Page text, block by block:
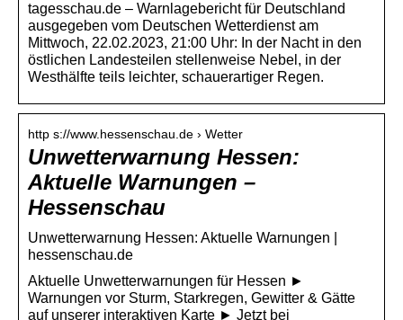
tagesschau.de – Warnlagebericht für Deutschland
ausgegeben vom Deutschen Wetterdienst am
Mittwoch, 22.02.2023, 21:00 Uhr: In der Nacht in den
östlichen Landesteilen stellenweise Nebel, in der
Westhälfte teils leichter, schauerartiger Regen.
http s://www.hessenschau.de › Wetter
Unwetterwarnung Hessen:
Aktuelle Warnungen –
Hessenschau
Unwetterwarnung Hessen: Aktuelle Warnungen |
hessenschau.de
Aktuelle Unwetterwarnungen für Hessen ►
Warnungen vor Sturm, Starkregen, Gewitter & Gätte
auf unserer interaktiven Karte ► Jetzt bei